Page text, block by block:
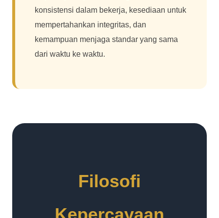
konsistensi dalam bekerja, kesediaan untuk
mempertahankan integritas, dan
kemampuan menjaga standar yang sama
dari waktu ke waktu.
Filosofi